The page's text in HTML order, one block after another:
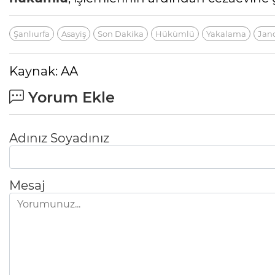
Şanlıurfa Asayiş Son Dakika Hükümlü Yakalama
Kaynak: AA
Yorum Ekle
Adınız Soyadınız
Mesaj